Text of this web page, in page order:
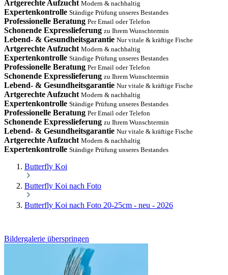
Artgerechte Aufzucht Modern & nachhaltig
Expertenkontrolle Ständige Prüfung unseres Bestandes
Professionelle Beratung Per Email oder Telefon
Schonende Expresslieferung zu Ihrem Wunschtermin
Lebend- & Gesundheitsgarantie Nur vitale & kräftige Fische
Artgerechte Aufzucht Modern & nachhaltig
Expertenkontrolle Ständige Prüfung unseres Bestandes
Professionelle Beratung Per Email oder Telefon
Schonende Expresslieferung zu Ihrem Wunschtermin
Lebend- & Gesundheitsgarantie Nur vitale & kräftige Fische
Artgerechte Aufzucht Modern & nachhaltig
Expertenkontrolle Ständige Prüfung unseres Bestandes
Professionelle Beratung Per Email oder Telefon
Schonende Expresslieferung zu Ihrem Wunschtermin
Lebend- & Gesundheitsgarantie Nur vitale & kräftige Fische
Artgerechte Aufzucht Modern & nachhaltig
Expertenkontrolle Ständige Prüfung unseres Bestandes
Butterfly Koi
Butterfly Koi nach Foto
Butterfly Koi nach Foto 20-25cm - neu - 2026
Bildergalerie überspringen